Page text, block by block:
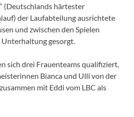
(Deutschlands härtester
der Laufabteilung ausrichtete
und zwischen den Spielen
gesorgt.
sich drei Frauenteams qualifiziert,
Bianca und Ulli von der
mit Eddi vom LBC als